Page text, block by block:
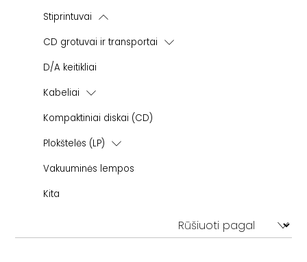
Plokštelių grotuvai - patefonai
Korekciniai stiprintuvai
Tonearmai
Pakaitinės adatėlės
Step-Up transformatoriai
Stiprintuvai
Integruoti stiprintuvai
CD grotuvai ir transportai
CD grotuvai
D/A keitikliai
Kabeliai
Kolonėlių kabeliai
Maitinimo kabeliai
Kompaktiniai diskai (CD)
Plokštelės (LP)
Classical
Vakuuminės lempos
Kita